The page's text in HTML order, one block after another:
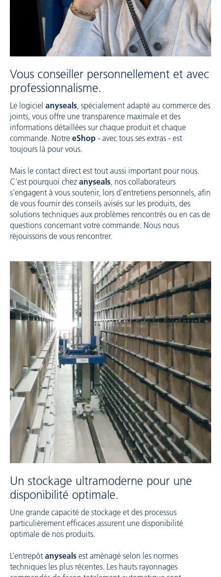
Vous conseiller personnellement et avec
professionnalisme.
Le logiciel anyseals, spécialement adapté au commerce des
joints, vous offre une transparence maximale et des
informations détaillées sur chaque produit et chaque
commande. Notre eShop - avec tous ses extras - est
toujours là pour vous.
Mais le contact direct est tout aussi important pour nous.
C’est pourquoi chez anyseals, nos collaborateurs
s’engagent à vous soutenir, lors d’entretiens personnels, afin
de vous fournir des conseils avisés sur les produits, des
solutions techniques aux problèmes rencontrés ou en cas de
questions concernant votre commande. Nous nous
réjouissons de vous rencontrer.
Un stockage ultramoderne pour une
disponibilité optimale.
Une grande capacité de stockage et des processus
particulièrement efficaces assurent une disponibilité
optimale de nos produits.
L’entrepôt anyseals est aménagé selon les normes
techniques les plus récentes. Les hauts rayonnages